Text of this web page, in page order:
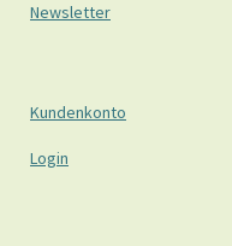
Newsletter
Kundenkonto
Login